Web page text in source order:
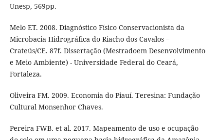
Unesp, 569pp.
Melo ET. 2008. Diagnóstico Físico Conservacionista da
Microbacia Hidrográfica do Riacho dos Cavalos –
Crateús/CE. 87f. Dissertação (Mestradoem Desenvolvimento
e Meio Ambiente) - Universidade Federal do Ceará,
Fortaleza.
Oliveira FM. 2009. Economia do Piauí. Teresina: Fundação
Cultural Monsenhor Chaves.
Pereira FWB. et al. 2017. Mapeamento de uso e ocupação